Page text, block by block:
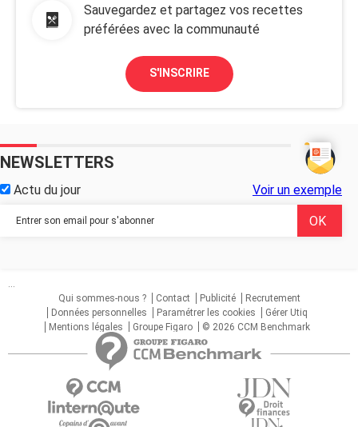
Sauvegardez et partagez vos recettes
préférées avec la communauté
S'INSCRIRE
NEWSLETTERS
Actu du jour Voir un exemple
...
Qui sommes-nous ?
Contact Publicité
Recrutement
Données personnelles
Paramétrer les cookies
Gérer Utiq
Mentions légales
Groupe Figaro © 2026 CCM Benchmark